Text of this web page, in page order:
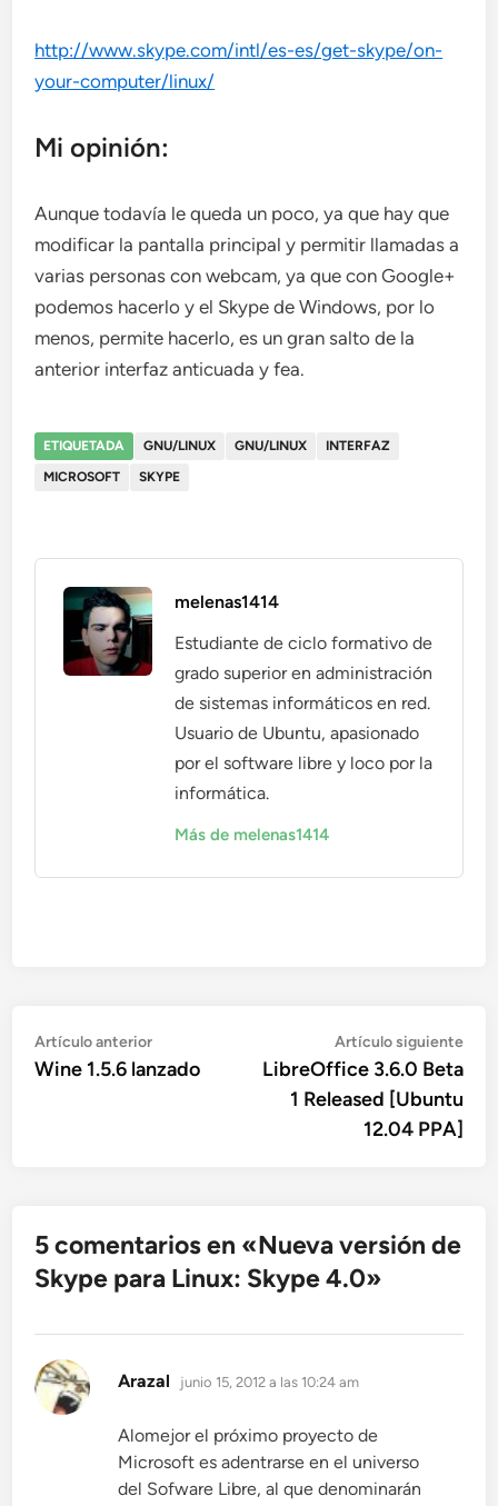
http://www.skype.com/intl/es-es/get-skype/on-
your-computer/linux/
Mi opinión:
Aunque todavía le queda un poco, ya que hay que
modificar la pantalla principal y permitir llamadas a
varias personas con webcam, ya que con Google+
podemos hacerlo y el Skype de Windows, por lo
menos, permite hacerlo, es un gran salto de la
anterior interfaz anticuada y fea.
ETIQUETADA GNU/LINUX GNU/LINUX
INTERFAZ
MICROSOFT
SKYPE
melenas1414
Estudiante de ciclo formativo de
grado superior en administración
de sistemas informáticos en red.
Usuario de Ubuntu, apasionado
por el software libre y loco por la
informática.
Más de melenas1414
Navegación
de
Artículo anteriorArtículo
anterior:
Wine 1.5.6 lanzado
Artículo siguiente
LibreOffice 3.6.0 Beta
1 Released [Ubuntu
12.04 PPA]
5 comentarios en «Nueva versión de
Skype para Linux: Skype 4.0»
Arazal dice:
junio 15, 2012 a las 10:24 am
Alomejor el próximo proyecto de
Microsoft es adentrarse en el universo
del Sofware Libre, al que denominarán